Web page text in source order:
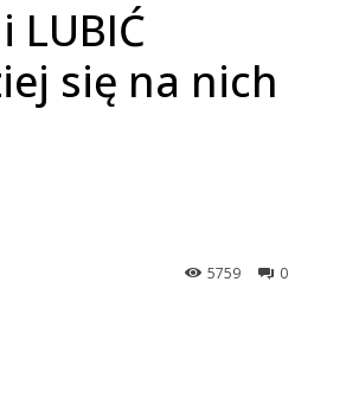
LUBIĆ
się na nich
0
5759